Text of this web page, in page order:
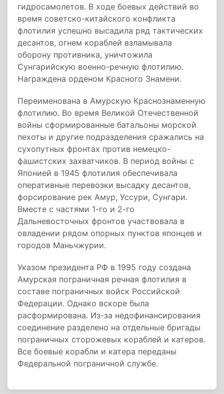
гидросамолетов. В ходе боевых действий во
время советско-китайского конфликта
флотилия успешно высадила ряд тактических
десантов, огнем кораблей взламывала
оборону противника, уничтожила
Сунгарийскую военно-речную флотилию.
Награждена орденом Красного Знамени.
Переименована в Амурскую Краснознаменную
флотилию. Во время Великой Отечественной
войны сформированные батальоны морской
пехоты и другие подразделения сражались на
сухопутных фронтах против немецко-
фашистских захватчиков. В период войны с
Японией в 1945 флотилия обеспечивала
оперативные перевозки высадку десантов,
форсирование рек Амур, Уссури, Сунгари.
Вместе с частями 1-го и 2-го
Дальневосточных фронтов участвовала в
овладении рядом опорных пунктов японцев и
городов Маньчжурии.
Указом президента РФ в 1995 году создана
Амурская пограничная речная флотилия в
составе пограничных войск Российской
Федерации. Однако вскоре была
расформирована. Из-за недофинансирования
соединение разделено на отдельные бригады
пограничных сторожевых кораблей и катеров.
Все боевые корабли и катера переданы
Федеральной пограничной службе.